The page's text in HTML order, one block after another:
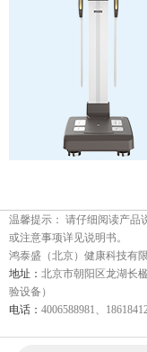
温馨提示： 请仔细阅读产品
或注意事项详见说明书。
鸿泰盛（北京）健康科技有
地址： 北京市朝阳区龙湖长
验设备）
电话： 4006588981、